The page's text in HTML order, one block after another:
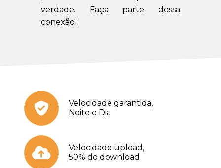
verdade. Faça parte dessa
conexão!
Velocidade garantida,
Noite e Dia
Velocidade upload,
50% do download